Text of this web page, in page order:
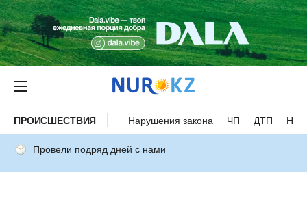
ПРОИСШЕСТВИЯ Нарушения закона ЧП ДТП
Провели подряд дней с нами